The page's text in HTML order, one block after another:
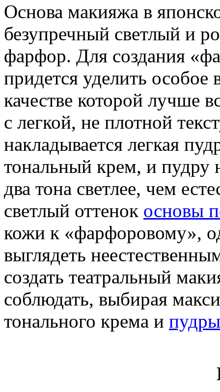
Основа макияжа в
безупречный светлый и
фарфор. Для создания
придется уделить
качестве которой лучше
с легкой, не плотной
накладывается легкая
тональный крем, и пудру
два тона светлее, чем
светлый оттенок основы
кожи к «фарфоровому»,
выглядеть
создать театральный
соблюдать, выбирая
тонального крема и пудры